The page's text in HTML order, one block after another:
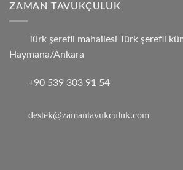
ZAMAN TAVUKÇULUK
Türk şerefli mahallesi Türk şerefli
Haymana/Ankara
+90 539 303 91 54
destek@zamantavukculuk.com